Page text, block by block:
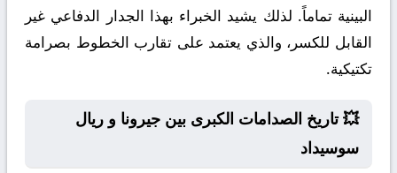
البينية تماماً. لذلك يشيد الخبراء بهذا الجدار الدفاعي غير
القابل للكسر، والذي يعتمد على تقارب الخطوط بصرامة
تكتيكية.
💥 تاريخ الصدامات الكبرى بين جيرونا و ريال
سوسيداد